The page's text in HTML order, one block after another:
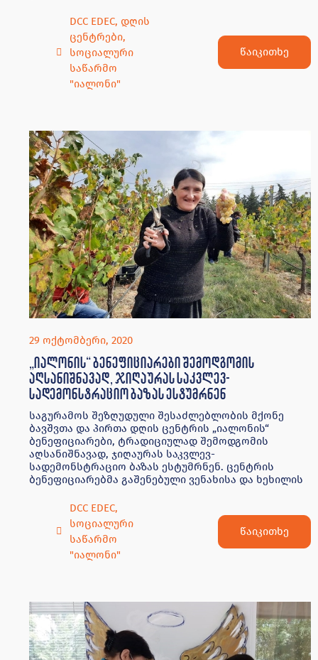
DCC EDEC, დღის
ცენტრები,
სოციალური
საწარმო
"იალონი"
წაიკითხე
29 ოქტომბერი, 2020
„იალონის“ ბენეფიციარები შემოდგომის
აღსანიშნავად, ჯიღაურას საკვლევ-
სადემონსტრაციო ბაზას ესტუმრნენ
საგურამოს შეზღუდული შესაძლებლობის მქონე
ბავშვთა და პირთა დღის ცენტრის „იალონის“
ბენეფიციარები, ტრადიციულად შემოდგომის
აღსანიშნავად, ჯიღაურას საკვლევ-
სადემონსტრაციო ბაზას ესტუმრნენ. ცენტრის
ბენეფიციარებმა გაშენებული ვენახისა და ხეხილის
DCC EDEC,
სოციალური
საწარმო
"იალონი"
წაიკითხე